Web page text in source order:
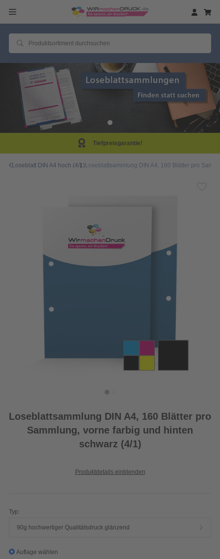
Loseblatt DIN A4 hoch (4/1)Loseblattsammlung DIN A4, 160 Blätter pro
Loseblattsammlung DIN A4, 160 Blätter pro
Sammlung, vorne farbig und hinten
schwarz (4/1)
Produktdetails einblenden
Typ:
90g hochwertiger Qualitätsdruck glänzend
Auflage wählen